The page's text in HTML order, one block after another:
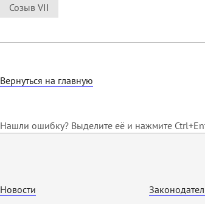
Созыв VII
Вернуться на главную
Нашли ошибку? Выделите её и нажмите
Новости